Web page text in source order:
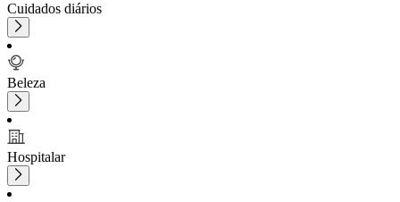
Cuidados diários
Beleza
Hospitalar